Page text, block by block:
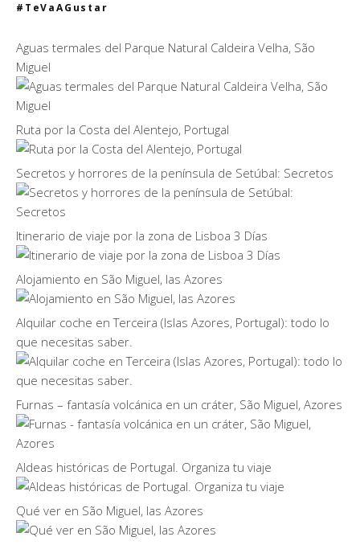
#TeVaAGustar
Aguas termales del Parque Natural Caldeira Velha, São
Miguel
Ruta por la Costa del Alentejo, Portugal
Secretos y horrores de la península de Setúbal: Secretos
Itinerario de viaje por la zona de Lisboa 3 Días
Alojamiento en São Miguel, las Azores
Alquilar coche en Terceira (Islas Azores, Portugal): todo lo
que necesitas saber.
Furnas – fantasía volcánica en un cráter, São Miguel, Azores
Aldeas históricas de Portugal. Organiza tu viaje
Qué ver en São Miguel, las Azores